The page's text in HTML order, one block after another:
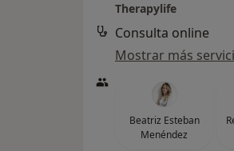
Therapylife
Consulta online
Mostrar más
Beatriz Esteban
Menéndez